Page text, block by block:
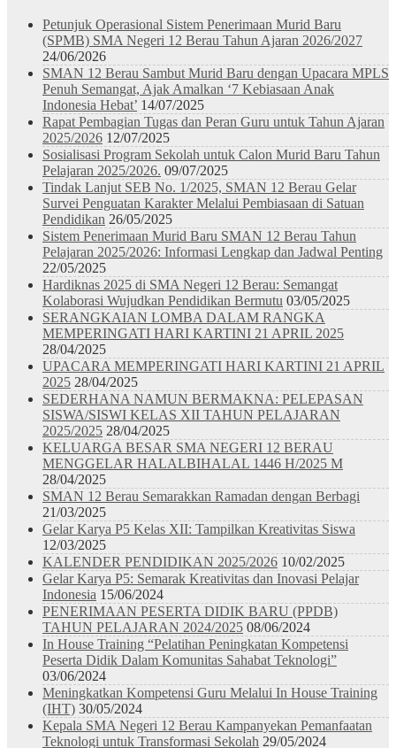
Petunjuk Operasional Sistem Penerimaan Murid Baru
(SPMB) SMA Negeri 12 Berau Tahun Ajaran 2026/2027
24/06/2026
SMAN 12 Berau Sambut Murid Baru dengan Upacara MPLS
Penuh Semangat, Ajak Amalkan ‘7 Kebiasaan Anak
Indonesia Hebat’ 14/07/2025
Rapat Pembagian Tugas dan Peran Guru untuk Tahun Ajaran
2025/2026 12/07/2025
Sosialisasi Program Sekolah untuk Calon Murid Baru Tahun
Pelajaran 2025/2026. 09/07/2025
Tindak Lanjut SEB No. 1/2025, SMAN 12 Berau Gelar
Survei Penguatan Karakter Melalui Pembiasaan di Satuan
Pendidikan 26/05/2025
Sistem Penerimaan Murid Baru SMAN 12 Berau Tahun
Pelajaran 2025/2026: Informasi Lengkap dan Jadwal Penting
22/05/2025
Hardiknas 2025 di SMA Negeri 12 Berau: Semangat
Kolaborasi Wujudkan Pendidikan Bermutu 03/05/2025
SERANGKAIAN LOMBA DALAM RANGKA
MEMPERINGATI HARI KARTINI 21 APRIL 2025
28/04/2025
UPACARA MEMPERINGATI HARI KARTINI 21 APRIL
2025 28/04/2025
SEDERHANA NAMUN BERMAKNA: PELEPASAN
SISWA/SISWI KELAS XII TAHUN PELAJARAN
2025/2025 28/04/2025
KELUARGA BESAR SMA NEGERI 12 BERAU
MENGGELAR HALALBIHALAL 1446 H/2025 M
28/04/2025
SMAN 12 Berau Semarakkan Ramadan dengan Berbagi
21/03/2025
Gelar Karya P5 Kelas XII: Tampilkan Kreativitas Siswa
12/03/2025
KALENDER PENDIDIKAN 2025/2026 10/02/2025
Gelar Karya P5: Semarak Kreativitas dan Inovasi Pelajar
Indonesia 15/06/2024
PENERIMAAN PESERTA DIDIK BARU (PPDB)
TAHUN PELAJARAN 2024/2025 08/06/2024
In House Training “Pelatihan Peningkatan Kompetensi
Peserta Didik Dalam Komunitas Sahabat Teknologi”
03/06/2024
Meningkatkan Kompetensi Guru Melalui In House Training
(IHT) 30/05/2024
Kepala SMA Negeri 12 Berau Kampanyekan Pemanfaatan
Teknologi untuk Transformasi Sekolah 29/05/2024